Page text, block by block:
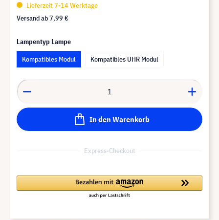
Lieferzeit 7-14 Werktage
Versand ab7,99 €
Lampentyp Lampe
Kompatibles Modul
Kompatibles UHR Modul
In den Warenkorb
Express-Checkout